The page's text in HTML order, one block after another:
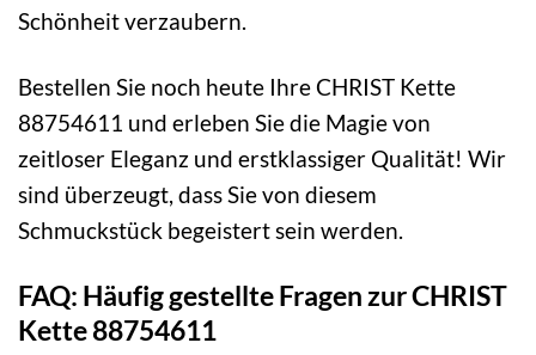
Schönheit verzaubern.
Bestellen Sie noch heute Ihre CHRIST Kette
88754611 und erleben Sie die Magie von
zeitloser Eleganz und erstklassiger Qualität! Wir
sind überzeugt, dass Sie von diesem
Schmuckstück begeistert sein werden.
FAQ: Häufig gestellte Fragen zur CHRIST
Kette 88754611